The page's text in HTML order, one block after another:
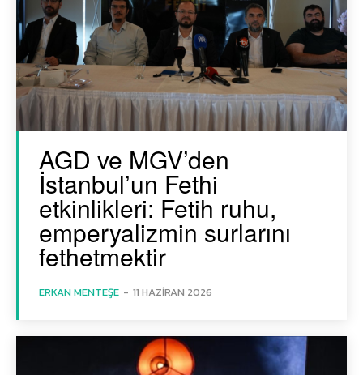
AGD ve MGV’den
İstanbul’un Fethi
etkinlikleri: Fetih ruhu,
emperyalizmin surlarını
fethetmektir
ERKAN MENTEŞE - 11 HAZIRAN 2026